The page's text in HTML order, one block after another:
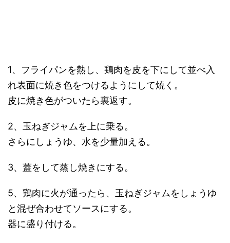
1、フライパンを熱し、鶏肉を皮を下にして並べ入
れ表面に焼き色をつけるようにして焼く。
皮に焼き色がついたら裏返す。
2、玉ねぎジャムを上に乗る。
さらにしょうゆ、水を少量加える。
3、蓋をして蒸し焼きにする。
5、鶏肉に火が通ったら、玉ねぎジャムをしょうゆ
と混ぜ合わせてソースにする。
器に盛り付ける。